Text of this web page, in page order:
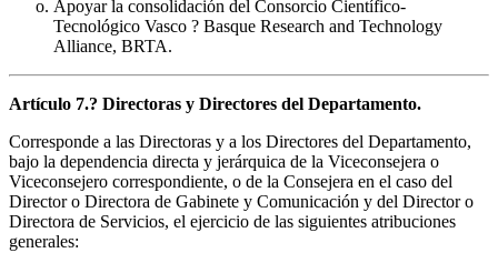
Apoyar la consolidación del Consorcio Científico-
Tecnológico Vasco ? Basque Research and Technology
Alliance, BRTA.
Artículo 7.? Directoras y Directores del Departamento.
Corresponde a las Directoras y a los Directores del Departamento,
bajo la dependencia directa y jerárquica de la Viceconsejera o
Viceconsejero correspondiente, o de la Consejera en el caso del
Director o Directora de Gabinete y Comunicación y del Director o
Directora de Servicios, el ejercicio de las siguientes atribuciones
generales: